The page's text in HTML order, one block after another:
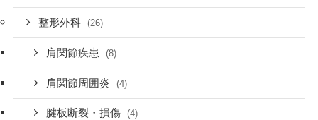
整形外科 (26)
肩関節疾患 (8)
肩関節周囲炎 (4)
腱板断裂・損傷 (4)